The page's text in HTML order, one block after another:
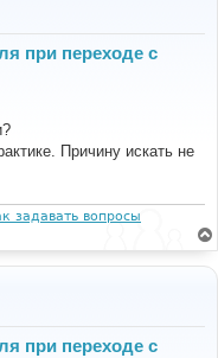
при переходе с
Причину искать не
задавать вопросы
при переходе с